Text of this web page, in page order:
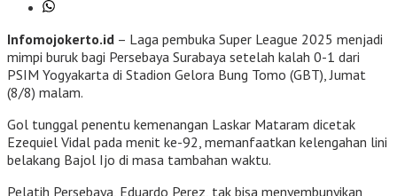
Infomojokerto.id – Laga pembuka Super League 2025 menjadi
mimpi buruk bagi Persebaya Surabaya setelah kalah 0-1 dari
PSIM Yogyakarta di Stadion Gelora Bung Tomo (GBT), Jumat
(8/8) malam.
Gol tunggal penentu kemenangan Laskar Mataram dicetak
Ezequiel Vidal pada menit ke-92, memanfaatkan kelengahan lini
belakang Bajol Ijo di masa tambahan waktu.
Pelatih Persebaya, Eduardo Perez, tak bisa menyembunyikan